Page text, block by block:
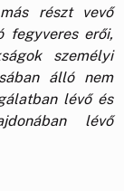
részt vevő
fegyveres erői,
személyi
álló nem
lévő és
lévő